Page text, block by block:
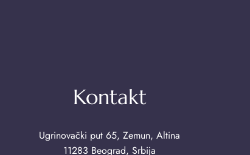
Kontakt
Ugrinovački put 65, Zemun, Altina
11283 Beograd, Srbija